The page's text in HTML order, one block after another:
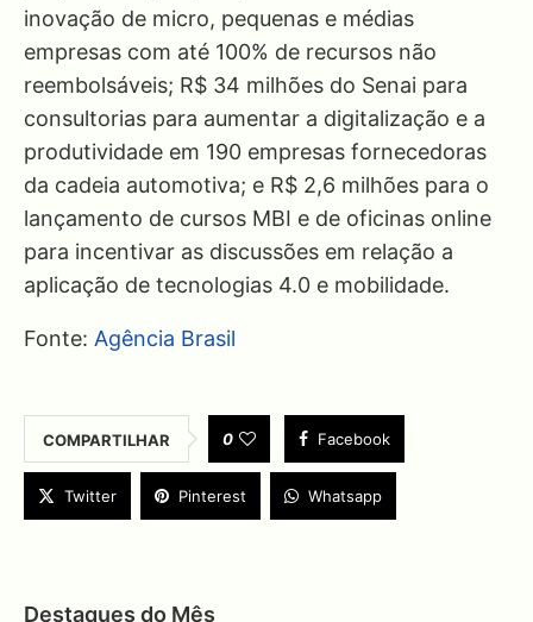
inovação de micro, pequenas e médias
empresas com até 100% de recursos não
reembolsáveis; R$ 34 milhões do Senai para
consultorias para aumentar a digitalização e a
produtividade em 190 empresas fornecedoras
da cadeia automotiva; e R$ 2,6 milhões para o
lançamento de cursos MBI e de oficinas online
para incentivar as discussões em relação a
aplicação de tecnologias 4.0 e mobilidade.
Fonte: Agência Brasil
COMPARTILHAR 0 Facebook
Twitter Pinterest Whatsapp
Destaques do Mês